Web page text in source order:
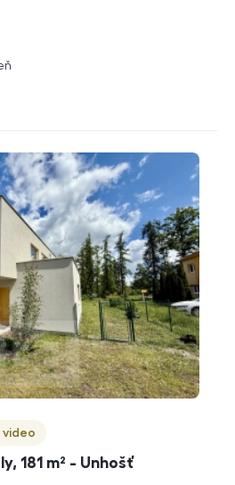
181 m² - Unhošť
video